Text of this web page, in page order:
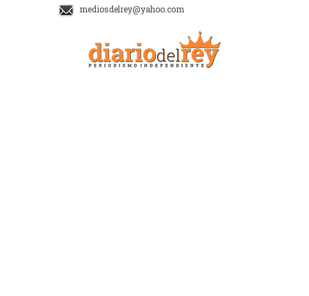
mediosdelrey@yahoo.com